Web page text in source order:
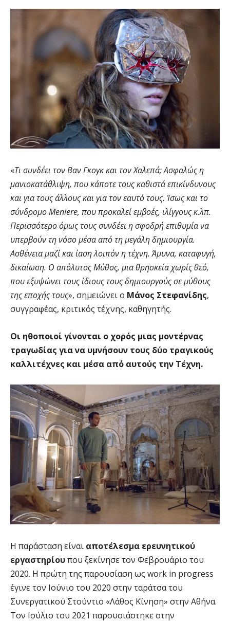
«Τι συνδέει τον Βαν Γκογκ και τον Χαλεπά; Ασφαλώς η
μανιοκατάθλιψη, που κάποτε τους καθιστά επικίνδυνους
και για τους άλλους και για τον εαυτό τους. Ίσως και το
σύνδρομο Meniere, που προκαλεί εμβοές, ιλίγγους κ.λπ.
Περισσότερο όμως τους συνδέει η σφοδρή επιθυμία να
υπερβούν τη νόσο μέσα από τη μεγάλη δημιουργία.
Ασθένεια μαζί και ίαση λοιπόν η τέχνη. Άμυνα, καταφυγή,
δικαίωση. Ο απόλυτος Μύθος, μια θρησκεία χωρίς θεό,
που εξυψώνει τους ίδιους τους δημιουργούς σε μύθους
της εποχής τους», σημειώνει ο Μάνος Στεφανίδης,
συγγραφέας, κριτικός τέχνης, καθηγητής.
Οι ηθοποιοί γίνονται ο χορός μιας μοντέρνας
τραγωδίας για να υμνήσουν τους δύο τραγικούς
καλλιτέχνες και μέσα από αυτούς την Τέχνη.
Η παράσταση είναι αποτέλεσμα ερευνητικού
εργαστηρίουπου ξεκίνησε τον Φεβρουάριο του
2020. Η πρώτη της παρουσίαση ως work in progress
έγινε τον Ιούνιο του 2020 στην ταράτσα του
Συνεργατικού Στούντιο «Λάθος Κίνηση» στην Αθήνα.
Τον Ιούλιο του 2021 παρουσιάστηκε στην